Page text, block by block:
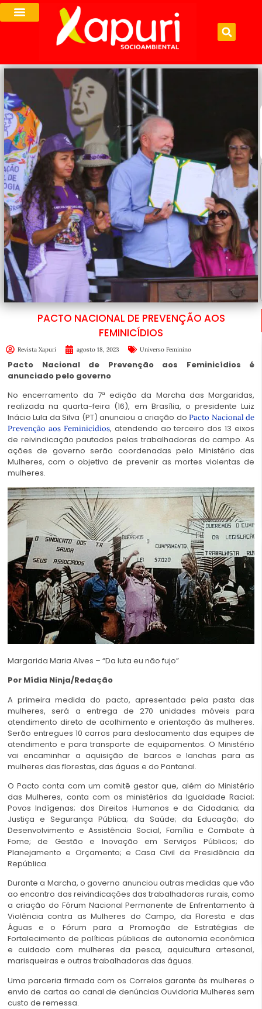
PACTO NACIONAL DE PREVENÇÃO AOS
FEMINICÍDIOS
Revista Xapuri agosto 18, 2023 Universo Feminino
Pacto Nacional de Prevenção aos Feminicídios é
anunciado pelo governo
No encerramento da 7ª edição da Marcha das Margaridas,
realizada na quarta-feira (16), em Brasília, o presidente Luiz
Inácio Lula da Silva (PT) anunciou a criação doPacto Nacional de
Prevenção aos Feminicídios, atendendo ao terceiro dos 13 eixos
de reivindicação pautados pelas trabalhadoras do campo. As
ações de governo serão coordenadas pelo Ministério das
Mulheres, com o objetivo de prevenir as mortes violentas de
mulheres.
Margarida Maria Alves – “Da luta eu não fujo”
Por Mídia Ninja/Redação
A primeira medida do pacto, apresentada pela pasta das
mulheres, será a entrega de 270 unidades móveis para
atendimento direto de acolhimento e orientação às mulheres.
Serão entregues 10 carros para deslocamento das equipes de
atendimento e para transporte de equipamentos. O Ministério
vai encaminhar a aquisição de barcos e lanchas para as
mulheres das florestas, das águas e do Pantanal.
O Pacto conta com um comitê gestor que, além do Ministério
das Mulheres, conta com os ministérios da Igualdade Racial;
Povos Indígenas; dos Direitos Humanos e da Cidadania; da
Justiça e Segurança Pública; da Saúde; da Educação; do
Desenvolvimento e Assistência Social, Família e Combate à
Fome; de Gestão e Inovação em Serviços Públicos; do
Planejamento e Orçamento; e Casa Civil da Presidência da
República.
Durante a Marcha, o governo anunciou outras medidas que vão
ao encontro das reivindicações das trabalhadoras rurais, como
a criação do Fórum Nacional Permanente de Enfrentamento à
Violência contra as Mulheres do Campo, da Floresta e das
Águas e o Fórum para a Promoção de Estratégias de
Fortalecimento de políticas públicas de autonomia econômica
e cuidado com mulheres da pesca, aquicultura artesanal,
marisqueiras e outras trabalhadoras das águas.
Uma parceria firmada com os Correios garante às mulheres o
envio de cartas ao canal de denúncias Ouvidoria Mulheres sem
custo de remessa.